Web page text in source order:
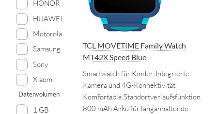
HONOR
HUAWEI
Motorola
Samsung
Sony
Xiaomi
Datenvolumen
1 GB
TCL MOVETIME Family Watch
MT42X Speed Blue
Smartwatch für Kinder. Integrierte
Kamera und 4G-Konnektivität.
Komfortable Standortverlaufsfunktion.
800 mAh Akku für langanhaltende